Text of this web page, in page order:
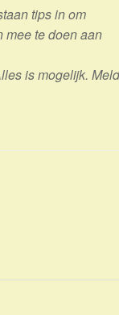
tips in om
mee te doen aan
is mogelijk. Meld